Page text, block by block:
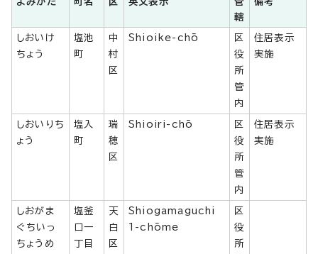
轄
しおいけ
ちょう
塩池
町
中
村
区
Shioike-chō
区
役
所
管
内
住居表示
実施
しおいりち
ょう
塩入
町
瑞
穂
区
Shioiri-chō
区
役
所
管
内
住居表示
実施
しおがま
ぐちいっ
ちょうめ
塩釜
口一
丁目
天
白
区
Shiogamaguchi
1-chōme
区
役
所